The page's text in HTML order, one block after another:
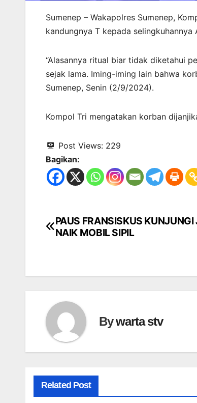
Sumenep – Wakapolres Sumenep,
kandungnya T kepada
“Alasannya ritual biar tidak diketahui
sejak lama. Iming-iming lain bahwa
Sumenep, Senin (2/9/2024).
Kompol Tri mengatakan korban
Post Views: 229
Bagikan:
Navigasi
PAUS FRANSISKUS
NAIK MOBIL SIPIL
Bywarta stv
Related Post